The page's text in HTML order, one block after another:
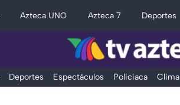
Azteca UNO Azteca 7 Deportes
Deportes Espectáculos Policiaca Clima